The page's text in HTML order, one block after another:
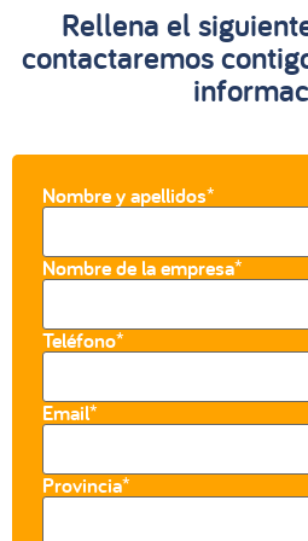
Rellena el
contactaremos
Nombre y apellidos*
Nombre de la empresa*
Teléfono*
Email*
Provincia*